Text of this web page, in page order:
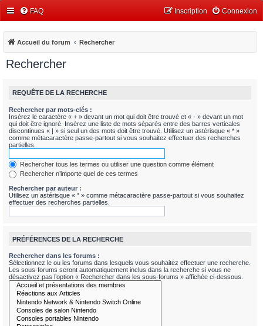
FAQ Connexion
Inscription
Accueil du forum Rechercher
Rechercher
REQUÊTE DE LA RECHERCHE
Rechercher par mots-clés :
Insérez le caractère « + » devant un mot qui doit être trouvé et « - » devant un mot
qui doit être ignoré. Insérez une liste de mots séparés entre des barres verticales
discontinues « | » si seul un des mots doit être trouvé. Utilisez un astérisque « * »
comme métacaractère passe-partout si vous souhaitez effectuer des recherches
partielles.
Rechercher tous les termes ou utiliser une question comme élément
Rechercher n’importe quel de ces termes
Rechercher par auteur :
Utilisez un astérisque « * » comme métacaractère passe-partout si vous souhaitez
effectuer des recherches partielles.
PRÉFÉRENCES DE LA RECHERCHE
Rechercher dans les forums :
Sélectionnez le ou les forums dans lesquels vous souhaitez effectuer une recherche.
Les sous-forums seront automatiquement inclus dans la recherche si vous ne
désactivez pas l’option « Rechercher dans les sous-forums » affichée ci-dessous.